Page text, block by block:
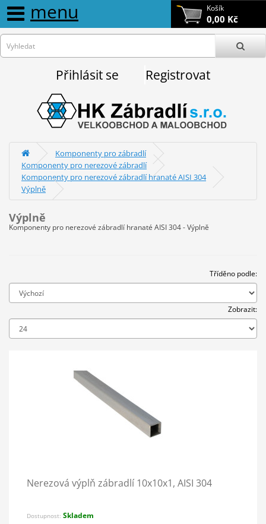
Košík
0,00 Kč
menu
Přihlásit se Registrovat
Komponenty pro zábradlí
Komponenty pro nerezové zábradlí
Komponenty pro nerezové zábradlí hranaté AISI 304
Výplně
Výplně
Komponenty pro nerezové zábradlí hranaté AISI 304 - Výplně
Tříděno podle:
Zobrazit:
Nerezová výplň zábradlí 10x10x1, AISI 304
Dostupnost: Skladem